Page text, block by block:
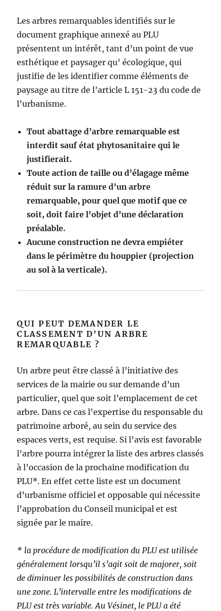
Les arbres remarquables identifiés sur le
document graphique annexé au PLU
présentent un intérêt, tant d’un point de vue
esthétique et paysager qu’ écologique, qui
justifie de les identifier comme éléments de
paysage au titre de l’article L 151-23 du code de
l’urbanisme.
Tout abattage d’arbre remarquable est
interdit sauf état phytosanitaire qui le
justifierait.
Toute action de taille ou d’élagage même
réduit sur la ramure d’un arbre
remarquable, pour quel que motif que ce
soit, doit faire l’objet d’une déclaration
préalable.
Aucune construction ne devra empiéter
dans le périmètre du houppier (projection
au sol à la verticale).
QUI PEUT DEMANDER LE
CLASSEMENT D’UN ARBRE
REMARQUABLE ?
Un arbre peut être classé à l’initiative des
services de la mairie ou sur demande d’un
particulier, quel que soit l’emplacement de cet
arbre. Dans ce cas l’expertise du responsable du
patrimoine arboré, au sein du service des
espaces verts, est requise. Si l’avis est favorable
l’arbre pourra intégrer la liste des arbres classés
à l’occasion de la prochaine modification du
PLU*. En effet cette liste est un document
d’urbanisme officiel et opposable qui nécessite
l’approbation du Conseil municipal et est
signée par le maire.
* la procédure de modification du PLU est utilisée
généralement lorsqu’il s’agit soit de majorer, soit
de diminuer les possibilités de construction dans
une zone. L’intervalle entre les modifications de
PLU est très variable. Au Vésinet, le PLU a été